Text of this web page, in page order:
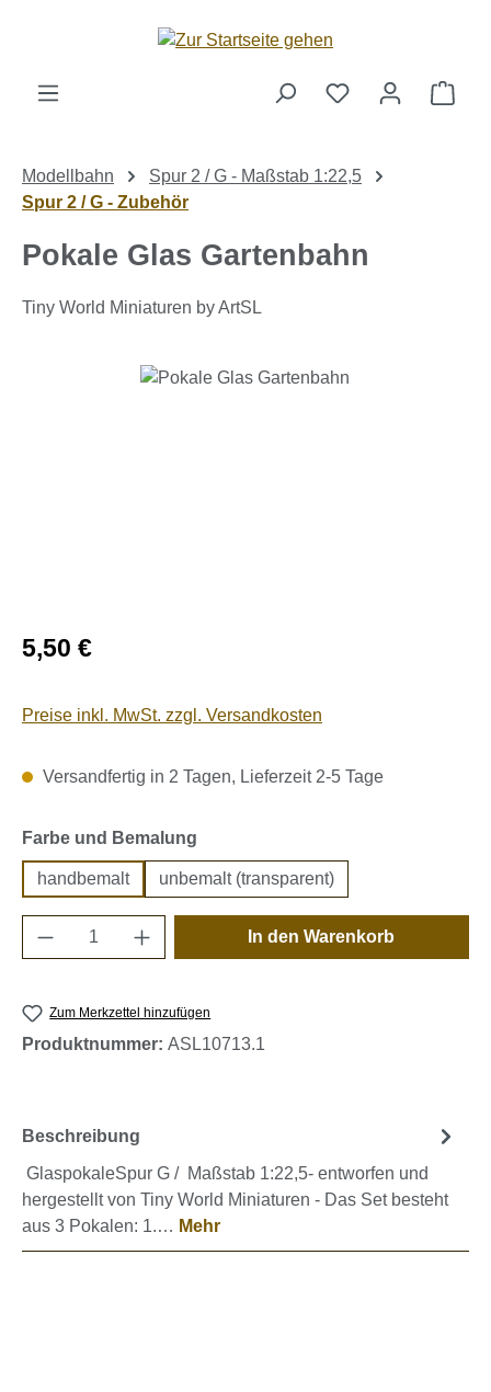
Zum Hauptinhalt springen
Modellbahn
Spur 2 / G - Maßstab 1:22,5
Spur 2 / G - Zubehör
Pokale Glas Gartenbahn
Tiny World Miniaturen by ArtSL
Bildergalerie überspringen
Regulärer Preis:
5,50 €
Preise inkl. MwSt. zzgl. Versandkosten
Versandfertig in 2 Tagen, Lieferzeit 2-5 Tage
Farbe und Bemalung
handbemalt unbemalt (transparent)
Produkt Anzahl: Gib den gewünschten
In den Warenkorb
Zum Merkzettel hinzufügen
Produktnummer: ASL10713.1
Beschreibung
GlaspokaleSpur G / Maßstab 1:22,5- entworfen und
hergestellt von Tiny World Miniaturen - Das Set besteht
aus 3 Pokalen: 1.… Mehr